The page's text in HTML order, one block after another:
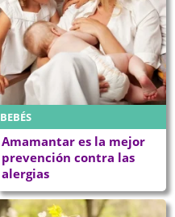
BEBÉS
Amamantar es la mejor
prevención contra las
alergias